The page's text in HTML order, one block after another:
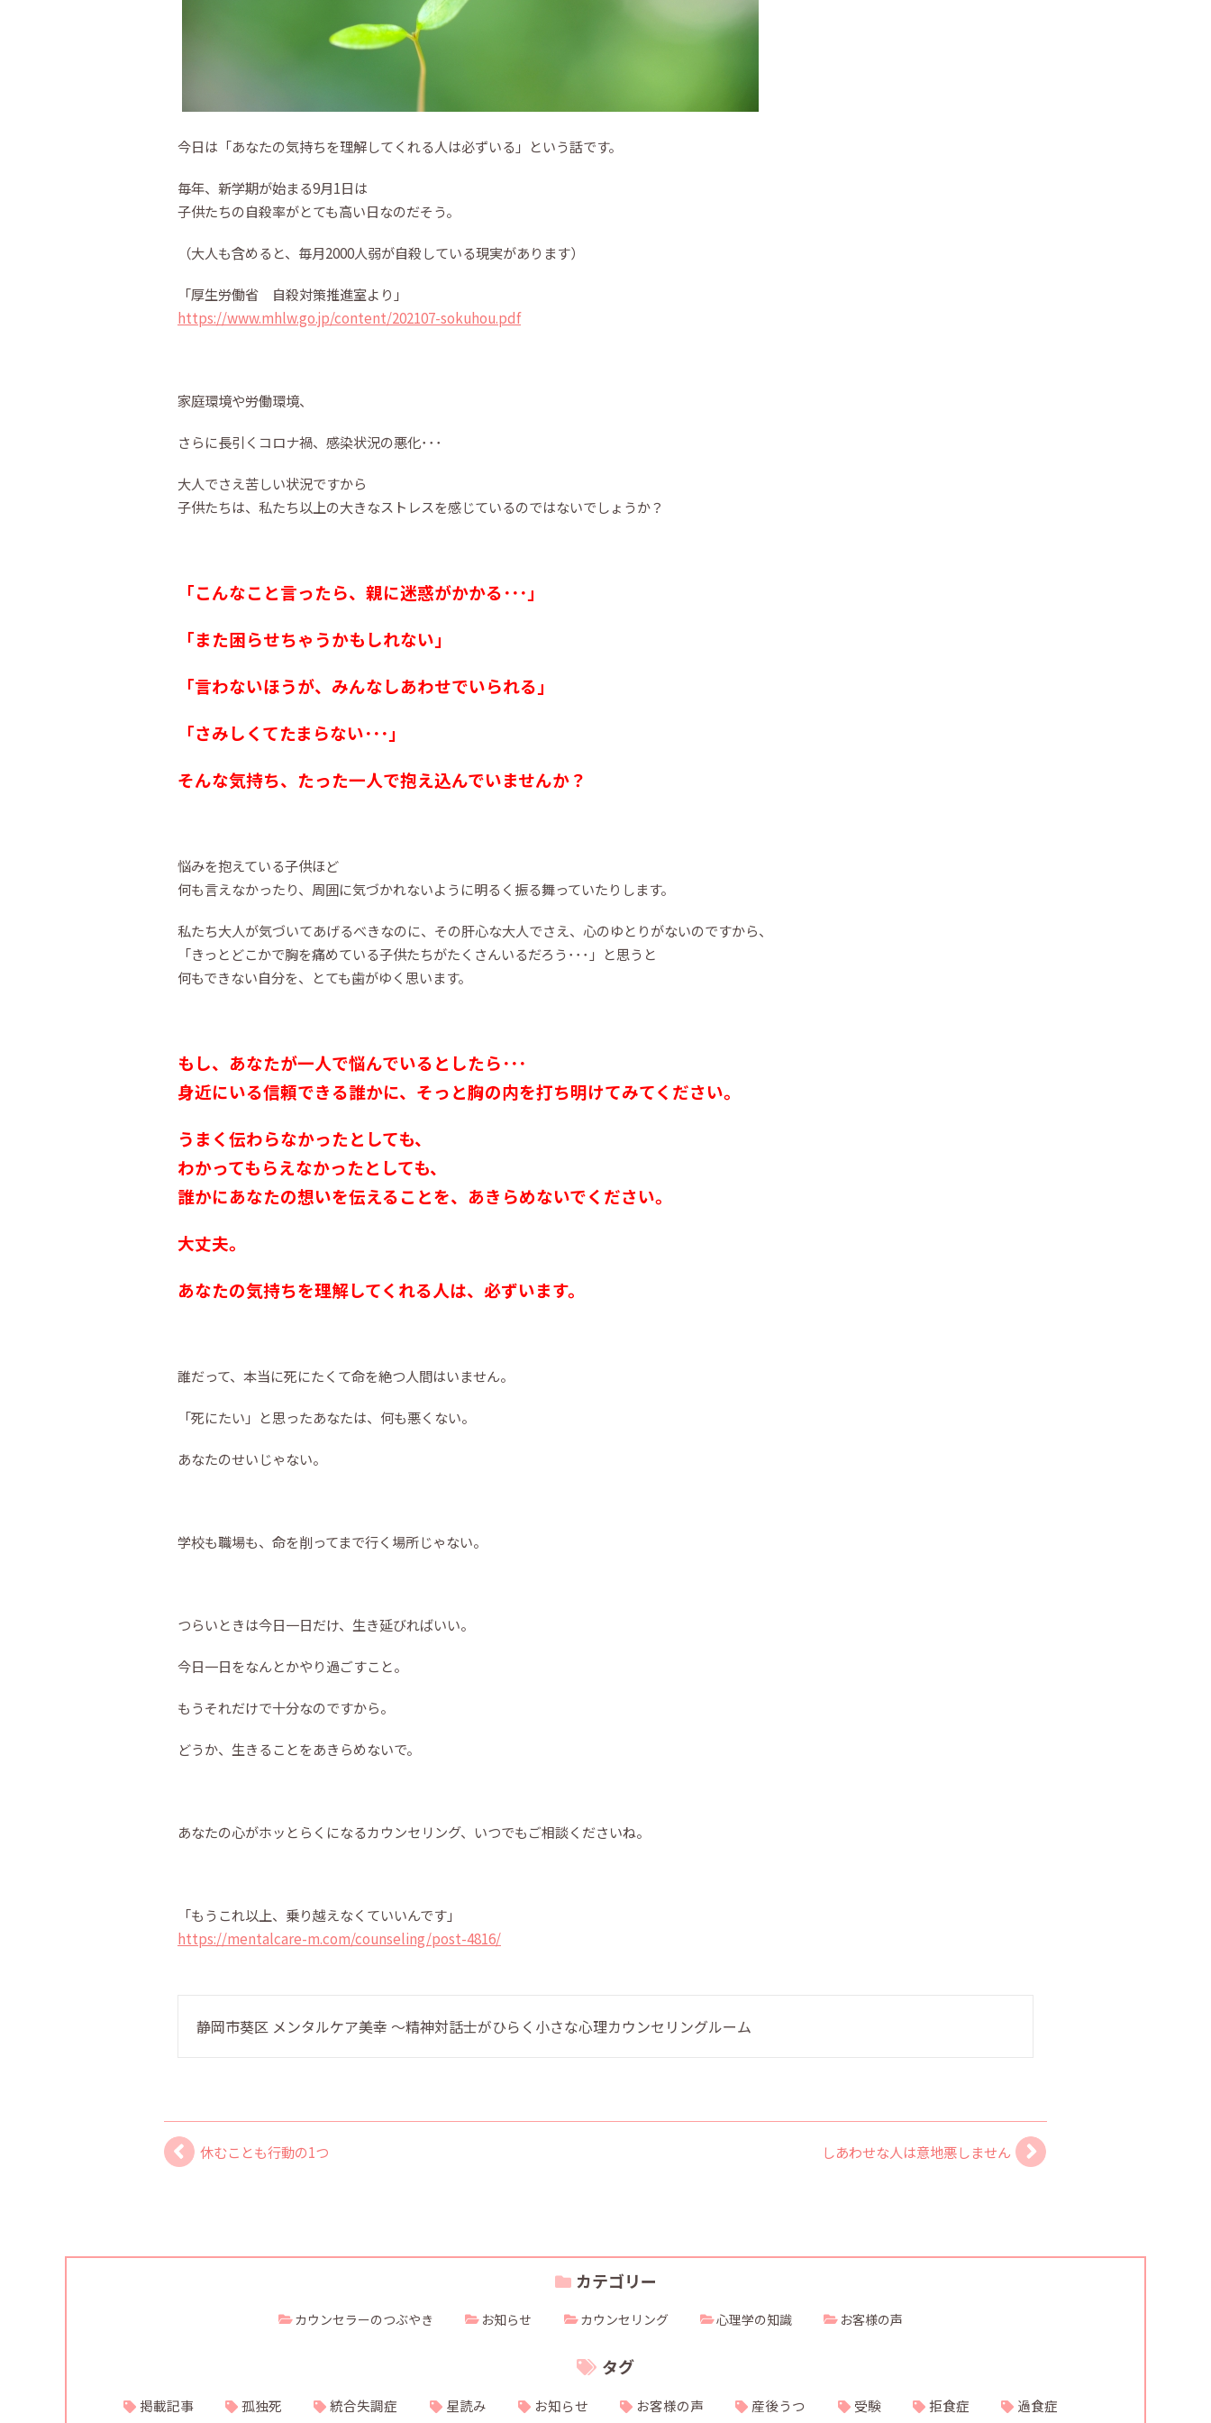
今日は「あなたの気持ちを理解してくれる人は必ずいる」という話です。
毎年、新学期が始まる9月1日は
子供たちの自殺率がとても高い日なのだそう。
（大人も含めると、毎月2000人弱が自殺している現実があります）
「厚生労働省 自殺対策推進室より」
https://www.mhlw.go.jp/content/202107-sokuhou.pdf
家庭環境や労働環境、
さらに長引くコロナ禍、感染状況の悪化･･･
大人でさえ苦しい状況ですから
子供たちは、私たち以上の大きなストレスを感じているのではないでしょうか？
「こんなこと言ったら、親に迷惑がかかる･･･」
「また困らせちゃうかもしれない」
「言わないほうが、みんなしあわせでいられる」
「さみしくてたまらない･･･」
そんな気持ち、たった一人で抱え込んでいませんか？
悩みを抱えている子供ほど
何も言えなかったり、周囲に気づかれないように明るく振る舞っていたりします。
私たち大人が気づいてあげるべきなのに、その肝心な大人でさえ、心のゆとりがないのですから、
「きっとどこかで胸を痛めている子供たちがたくさんいるだろう･･･」と思うと
何もできない自分を、とても歯がゆく思います。
もし、あなたが一人で悩んでいるとしたら･･･
身近にいる信頼できる誰かに、そっと胸の内を打ち明けてみてください。
うまく伝わらなかったとしても、
わかってもらえなかったとしても、
誰かにあなたの想いを伝えることを、あきらめないでください。
大丈夫。
あなたの気持ちを理解してくれる人は、必ずいます。
誰だって、本当に死にたくて命を絶つ人間はいません。
「死にたい」と思ったあなたは、何も悪くない。
あなたのせいじゃない。
学校も職場も、命を削ってまで行く場所じゃない。
つらいときは今日一日だけ、生き延びればいい。
今日一日をなんとかやり過ごすこと。
もうそれだけで十分なのですから。
どうか、生きることをあきらめないで。
あなたの心がホッとらくになるカウンセリング、いつでもご相談くださいね。
「もうこれ以上、乗り越えなくていいんです」
https://mentalcare-m.com/counseling/post-4816/
静岡市葵区 メンタルケア美幸 〜精神対話士がひらく小さな心理カウンセリングルーム
休むことも行動の1つ しあわせな人は意地悪しません
カテゴリー
カウンセラーのつぶやき お知らせ カウンセリング 心理学の知識 お客様の声
タグ
掲載記事 孤独死 統合失調症 星読み お知らせ お客様の声 産後うつ 受験 拒食症 過食症